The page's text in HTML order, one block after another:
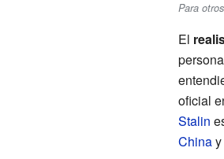
Para
El
oficial
Stalin
Chinay